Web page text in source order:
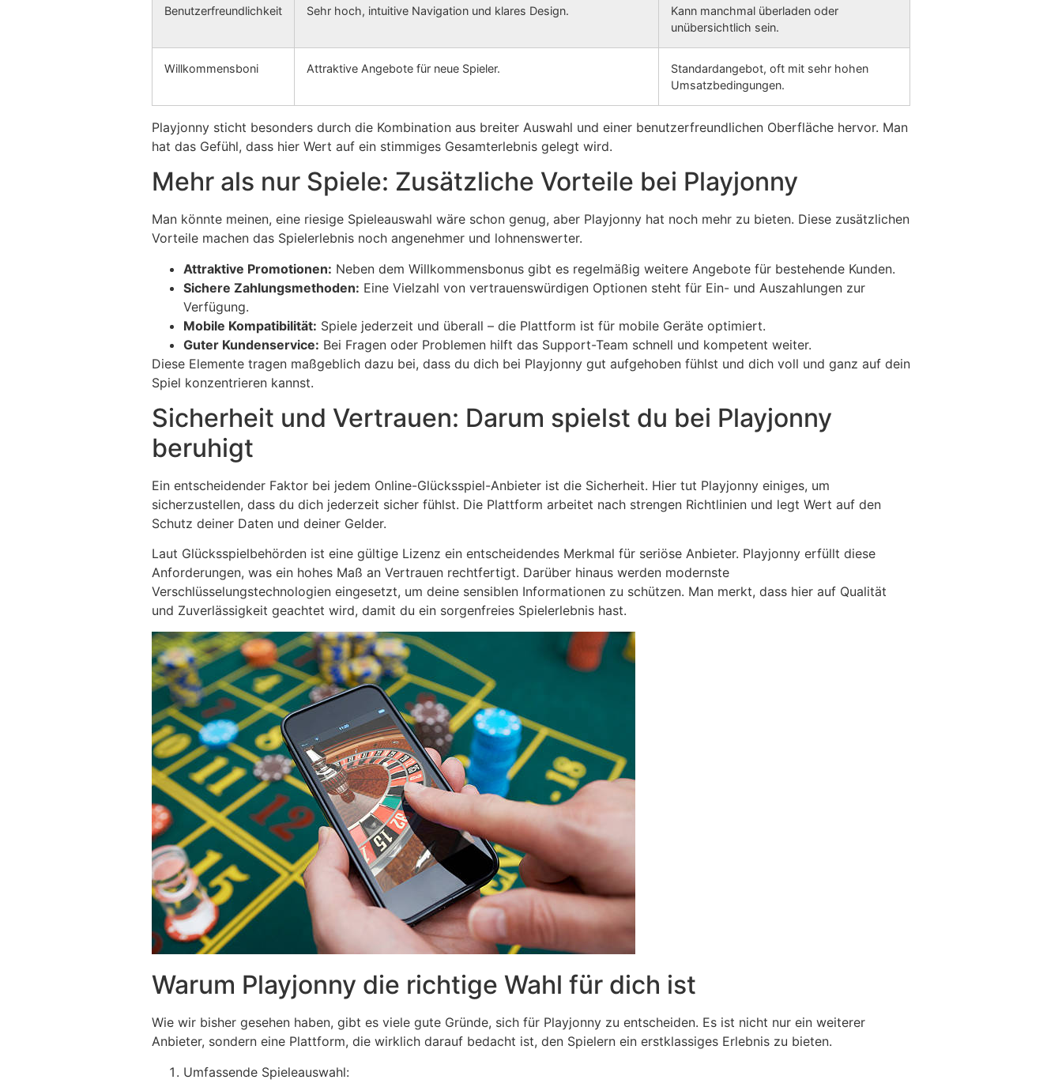
Benutzerfreundlichkeit Sehr hoch, intuitive Navigation und klares Design.
Kann manchmal überladen oder
unübersichtlich sein.
Willkommensboni Attraktive Angebote für neue Spieler.
Standardangebot, oft mit sehr hohen
Umsatzbedingungen.
Playjonny sticht besonders durch die Kombination aus breiter Auswahl und einer benutzerfreundlichen Oberfläche hervor. Man
hat das Gefühl, dass hier Wert auf ein stimmiges Gesamterlebnis gelegt wird.
Mehr als nur Spiele: Zusätzliche Vorteile bei Playjonny
Man könnte meinen, eine riesige Spieleauswahl wäre schon genug, aber Playjonny hat noch mehr zu bieten. Diese zusätzlichen
Vorteile machen das Spielerlebnis noch angenehmer und lohnenswerter.
Attraktive Promotionen: Neben dem Willkommensbonus gibt es regelmäßig weitere Angebote für bestehende Kunden.
Sichere Zahlungsmethoden: Eine Vielzahl von vertrauenswürdigen Optionen steht für Ein- und Auszahlungen zur
Verfügung.
Mobile Kompatibilität: Spiele jederzeit und überall – die Plattform ist für mobile Geräte optimiert.
Guter Kundenservice: Bei Fragen oder Problemen hilft das Support-Team schnell und kompetent weiter.
Diese Elemente tragen maßgeblich dazu bei, dass du dich bei Playjonny gut aufgehoben fühlst und dich voll und ganz auf dein
Spiel konzentrieren kannst.
Sicherheit und Vertrauen: Darum spielst du bei Playjonny
beruhigt
Ein entscheidender Faktor bei jedem Online-Glücksspiel-Anbieter ist die Sicherheit. Hier tut Playjonny einiges, um
sicherzustellen, dass du dich jederzeit sicher fühlst. Die Plattform arbeitet nach strengen Richtlinien und legt Wert auf den
Schutz deiner Daten und deiner Gelder.
Laut Glücksspielbehörden ist eine gültige Lizenz ein entscheidendes Merkmal für seriöse Anbieter. Playjonny erfüllt diese
Anforderungen, was ein hohes Maß an Vertrauen rechtfertigt. Darüber hinaus werden modernste
Verschlüsselungstechnologien eingesetzt, um deine sensiblen Informationen zu schützen. Man merkt, dass hier auf Qualität
und Zuverlässigkeit geachtet wird, damit du ein sorgenfreies Spielerlebnis hast.
Warum Playjonny die richtige Wahl für dich ist
Wie wir bisher gesehen haben, gibt es viele gute Gründe, sich für Playjonny zu entscheiden. Es ist nicht nur ein weiterer
Anbieter, sondern eine Plattform, die wirklich darauf bedacht ist, den Spielern ein erstklassiges Erlebnis zu bieten.
Umfassende Spieleauswahl: